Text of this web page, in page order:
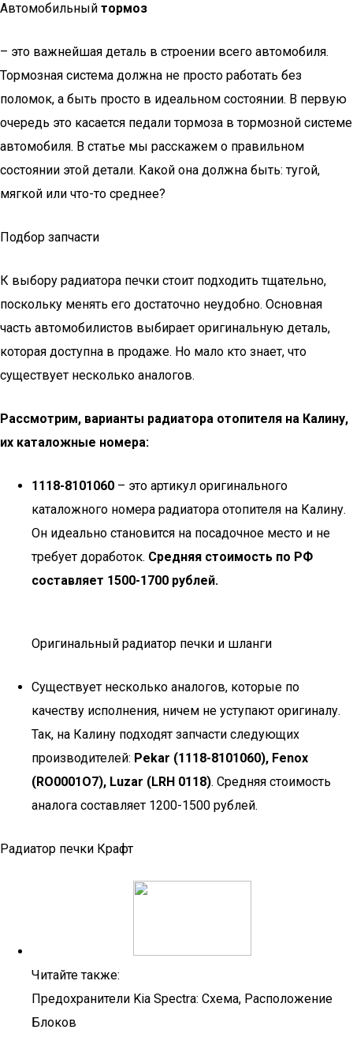
Автомобильный тормоз
– это важнейшая деталь в строении всего автомобиля.
Тормозная система должна не просто работать без
поломок, а быть просто в идеальном состоянии. В первую
очередь это касается педали тормоза в тормозной системе
автомобиля. В статье мы расскажем о правильном
состоянии этой детали. Какой она должна быть: тугой,
мягкой или что-то среднее?
Подбор запчасти
К выбору радиатора печки стоит подходить тщательно,
поскольку менять его достаточно неудобно. Основная
часть автомобилистов выбирает оригинальную деталь,
которая доступна в продаже. Но мало кто знает, что
существует несколько аналогов.
Рассмотрим, варианты радиатора отопителя на Калину,
их каталожные номера:
1118-8101060 – это артикул оригинального
каталожного номера радиатора отопителя на Калину.
Он идеально становится на посадочное место и не
требует доработок. Средняя стоимость по РФ
составляет 1500-1700 рублей.
Оригинальный радиатор печки и шланги
Существует несколько аналогов, которые по
качеству исполнения, ничем не уступают оригиналу.
Так, на Калину подходят запчасти следующих
производителей: Pekar (1118-8101060), Fenox
(RO0001O7), Luzar (LRH 0118). Средняя стоимость
аналога составляет 1200-1500 рублей.
Радиатор печки Крафт
Читайте также:
Предохранители Kia Spectra: Схема, Расположение
Блоков